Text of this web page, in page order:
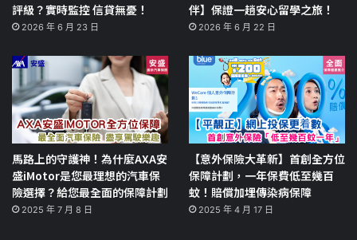
評級？實時監控 信貸無憂！
2026 年 6 月 23 日
伴】保證一趟安心留學之旅！
2026 年 6 月 22 日
馬路上的守護神！為什麼AXA安
盛iMotor是您最理想的汽車保
險選擇？給您最全面的保障計劃
2025 年 7 月 8 日
【意外保險大革新】首創全方位
保障計劃，一年保費低至幾百
蚊！賠償加埋傳染病保障
2025 年 4 月 17 日